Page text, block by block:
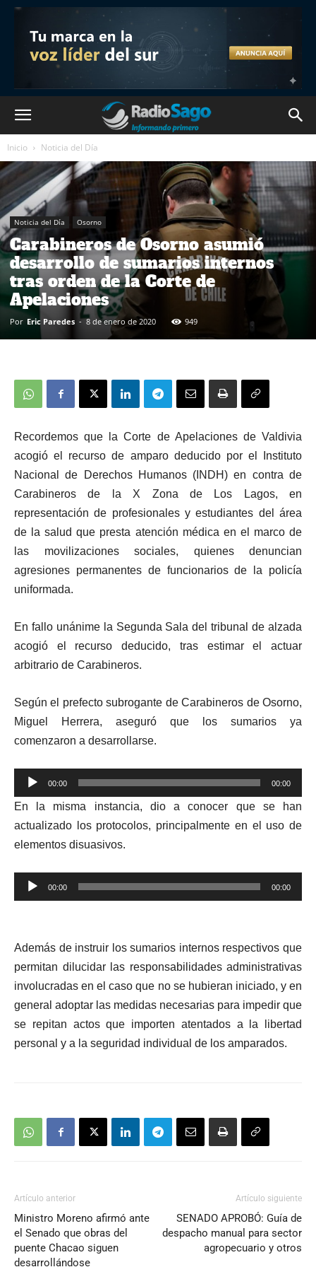
Inicio Noticia del Día
Noticia del Día Osorno
Carabineros de Osorno asumió
desarrollo de sumarios internos
tras orden de la Corte de
Apelaciones
Por Eric Paredes - 8 de enero de 2020 949
Recordemos que la Corte de Apelaciones de Valdivia
acogió el recurso de amparo deducido por el Instituto
Nacional de Derechos Humanos (INDH) en contra de
Carabineros de la X Zona de Los Lagos, en
representación de profesionales y estudiantes del área
de la salud que presta atención médica en el marco de
las movilizaciones sociales, quienes denuncian
agresiones permanentes de funcionarios de la policía
uniformada.
En fallo unánime la Segunda Sala del tribunal de alzada
acogió el recurso deducido, tras estimar el actuar
arbitrario de Carabineros.
Según el prefecto subrogante de Carabineros de Osorno,
Miguel Herrera, aseguró que los sumarios ya
comenzaron a desarrollarse.
Reproductor
de
audio
00:00 00:00
En la misma instancia, dio a conocer que se han
actualizado los protocolos, principalmente en el uso de
elementos disuasivos.
Reproductor
de
00:00 00:00
Además de instruir los sumarios internos respectivos que
permitan dilucidar las responsabilidades administrativas
involucradas en el caso que no se hubieran iniciado, y en
general adoptar las medidas necesarias para impedir que
se repitan actos que importen atentados a la libertad
personal y a la seguridad individual de los amparados.
Artículo anterior
Ministro Moreno afirmó ante
el Senado que obras del
puente Chacao siguen
desarrollándose
Artículo siguiente
SENADO APROBÓ: Guía de
despacho manual para sector
agropecuario y otros